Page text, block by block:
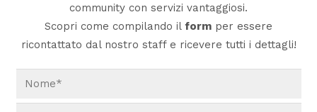
community con servizi vantaggiosi.
Scopri come compilando il form per essere
ricontattato dal nostro staff e ricevere tutti i dettagli!